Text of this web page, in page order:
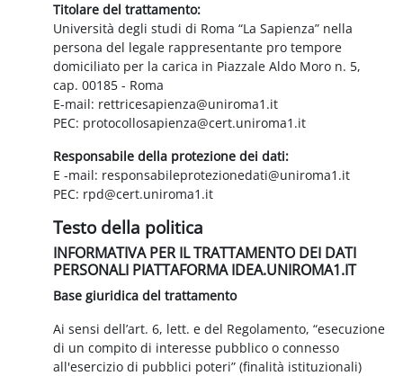
Titolare del trattamento:
Università degli studi di Roma “La Sapienza” nella
persona del legale rappresentante pro tempore
domiciliato per la carica in Piazzale Aldo Moro n. 5,
cap. 00185 - Roma
E-mail: rettricesapienza@uniroma1.it
PEC: protocollosapienza@cert.uniroma1.it
Responsabile della protezione dei dati:
E -mail: responsabileprotezionedati@uniroma1.it
PEC: rpd@cert.uniroma1.it
Testo della politica
INFORMATIVA PER IL TRATTAMENTO DEI DATI
PERSONALI PIATTAFORMA IDEA.UNIROMA1.IT
Base giuridica del trattamento
Ai sensi dell’art. 6, lett. e del Regolamento, “esecuzione
di un compito di interesse pubblico o connesso
all'esercizio di pubblici poteri” (finalità istituzionali)